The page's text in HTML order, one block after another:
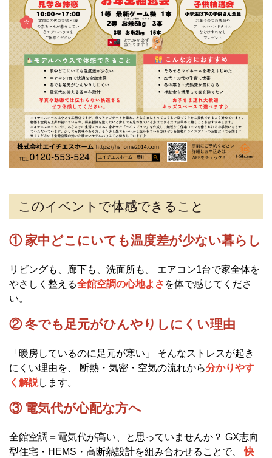
このイベントで体感できること
① 家中どこにいても温度差が少ない暮らし
リビングも、廊下も、洗面所も。 エアコン1台で家全体を
やさしく整える全館空調の心地よさ を体で感じてくださ
い。
② 冬でも足元がひんやりしにくい理由
「暖房しているのに足元が寒い」 そんなストレスが起き
にくい理由を、 断熱・気密・空気の流れから分かりやす
く解説します。
③ 電気代が心配な方へ
全館空調＝電気代が高い、と思っていませんか？ GX志向
型住宅・HEMS・高断熱設計を組み合わせることで、
快